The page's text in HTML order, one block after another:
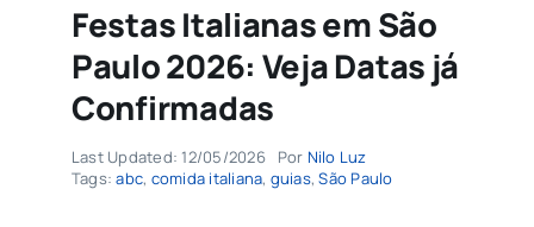
Festas Italianas em São
Paulo 2026: Veja Datas já
Confirmadas
Last Updated: 12/05/2026 Por Nilo Luz
Tags:abc, comida italiana, guias,São Paulo